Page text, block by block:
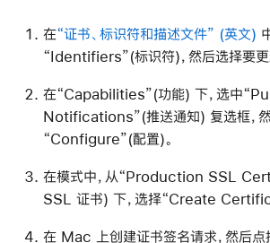
在“证书、标识符和描述文件”
“Identifiers”(标识符)，然后选择要
在“Capabilities”(功能) 下，选中
Notifications”(推送通知) 复选框，
“Configure”(配置)。
在模式中，从“Production SSL
SSL 证书) 下，选择“Create
在 Mac 上创建证书签名请求，然后